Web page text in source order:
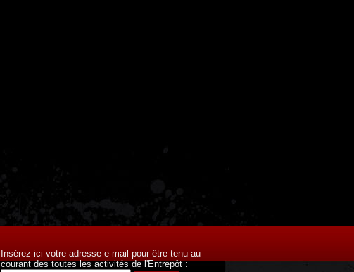
Insérez ici votre adresse e-mail pour être tenu au
courant des toutes les activités de l'Entrepôt :